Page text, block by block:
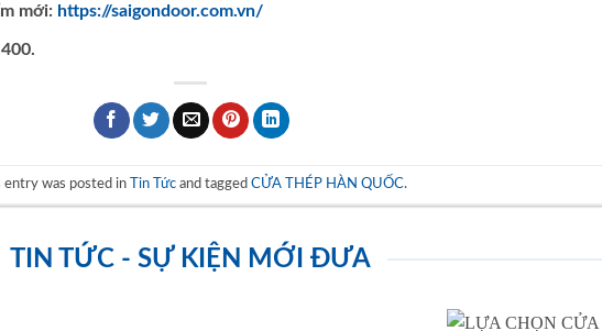
mới: https://saigondoor.com.vn/
entry was posted in Tin Tứcand tagged CỬA THÉP HÀN QUỐC.
TIN TỨC - SỰ KIỆN MỚI ĐƯA